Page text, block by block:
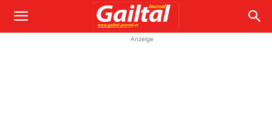
Anzeige